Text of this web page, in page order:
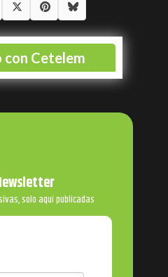
Compartir
Tuitear
solo aquí publicadas